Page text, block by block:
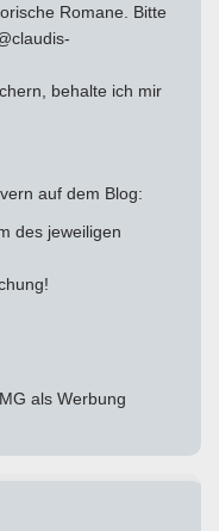
Romane. Bitte
behalte ich mir
auf dem Blog:
des jeweiligen
als Werbung